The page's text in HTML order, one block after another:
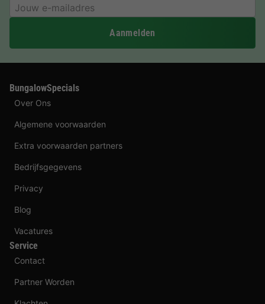
Aanmelden
BungalowSpecials
Over Ons
Algemene voorwaarden
Extra voorwaarden partners
Bedrijfsgegevens
Privacy
Blog
Vacatures
Service
Contact
Partner Worden